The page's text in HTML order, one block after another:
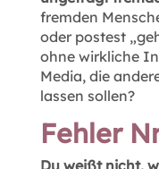
fremden
oder postest
ohne wirkliche
Media, die
lassen sollen?
Fehler
Du weißt nicht,